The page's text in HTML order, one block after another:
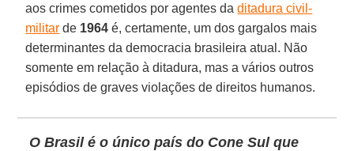
aos crimes cometidos por agentes daditadura civil-
militar de 1964 é, certamente, um dos gargalos mais
determinantes da democracia brasileira atual. Não
somente em relação à ditadura, mas a vários outros
episódios de graves violações de direitos humanos.
O Brasil é o único país do Cone Sul que